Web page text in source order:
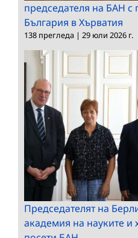
председателя на БАН с
България в Хърватия
138 прегледа | 29 юли 2026 г.
Председателят на
академия на науките и